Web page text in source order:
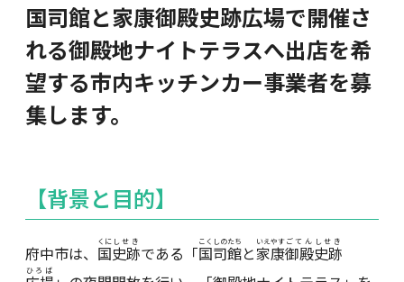
国司館と家康御殿史跡広場で開催さ
れる御殿地ナイトテラスへ出店を希
望する市内キッチンカー事業者を募
集します。
【背景と目的】
府中市は、 国
くに
史跡
しせき
である「国司館
こくしのたち
と 家康
いえやす
御殿
ごてん
史跡
しせき
ひろば